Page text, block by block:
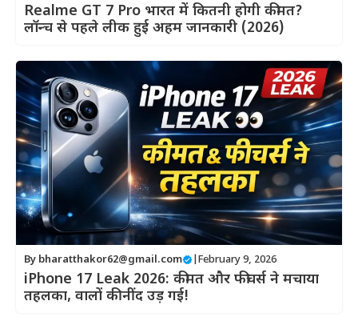
Realme GT 7 Pro भारत में कितनी होगी कीमत?
लॉन्च से पहले लीक हुई अहम जानकारी (2026)
By bharatthakor62@gmail.com February 9, 2026
iPhone 17 Leak 2026: कीमत और फीचर्स ने मचाया
तहलका, वालों की नींद उड़ गई!